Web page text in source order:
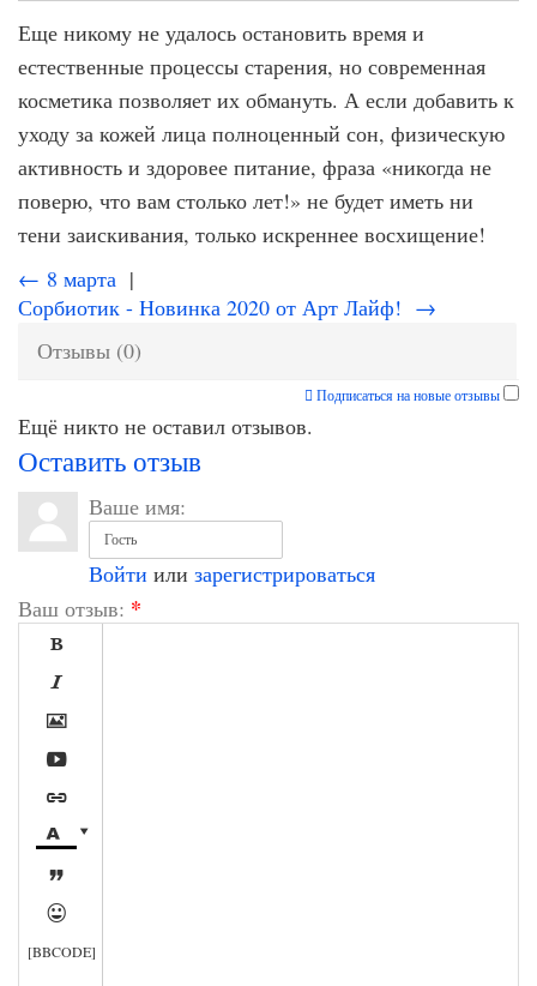
Еще никому не удалось остановить время и
естественные процессы старения, но современная
косметика позволяет их обмануть. А если добавить к
уходу за кожей лица полноценный сон, физическую
активность и здоровее питание, фраза «никогда не
поверю, что вам столько лет!» не будет иметь ни
тени заискивания, только искреннее восхищение!
← 8 марта |
Сорбиотик - Новинка 2020 от Арт Лайф! →
Отзывы (0)
Подписаться на новые отзывы
Ещё никто не оставил отзывов.
Оставить отзыв
Ваше имя:
Войти или зарегистрироваться
Ваш отзыв: *









[BBCODE]